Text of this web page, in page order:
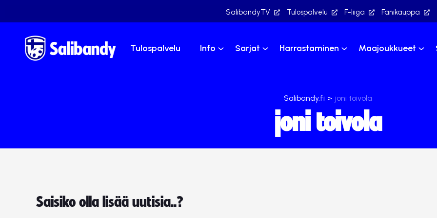
SalibandyTV Tulospalvelu F-liiga Fanikauppa
Tulospalvelu Info Sarjat Harrastaminen Maajoukkueet
Salibandy.fi > joni toivola
joni toivola
Saisiko olla lisää uutisia..?